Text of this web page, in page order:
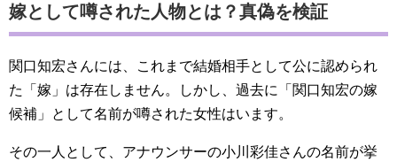
嫁として噂された人物とは？真偽を検証
関口知宏さんには、これまで結婚相手として公に認められ
た「嫁」は存在しません。しかし、過去に「関口知宏の嫁
候補」として名前が噂された女性はいます。
その一人として、アナウンサーの小川彩佳さんの名前が挙